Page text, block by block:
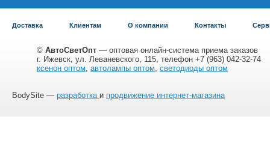
Доставка Клиентам О компании Контакты
© АвтоСветОпт — оптовая онлайн-система приема заказов
г. Ижевск, ул. Леваневского, 115, телефон +7 (963) 042-32-74
ксенон оптом, автолампы оптом, светодиоды оптом
BodySite — разработка и продвижение интернет-магазина